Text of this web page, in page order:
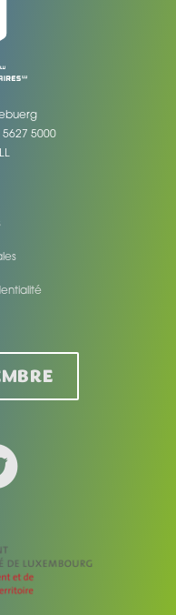
5627 5000